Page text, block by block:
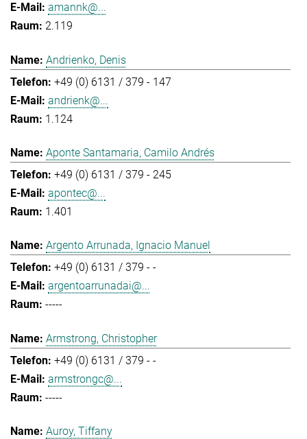
amannk@...
2.119
Andrienko, Denis
+49 (0) 6131 / 379 - 147
andrienk@...
1.124
Aponte Santamaria, Camilo Andrés
+49 (0) 6131 / 379 - 245
apontec@...
1.401
Argento Arrunada, Ignacio Manuel
+49 (0) 6131 / 379 - -
argentoarrunadai@...
-----
Armstrong, Christopher
+49 (0) 6131 / 379 - -
armstrongc@...
-----
Auroy, Tiffany